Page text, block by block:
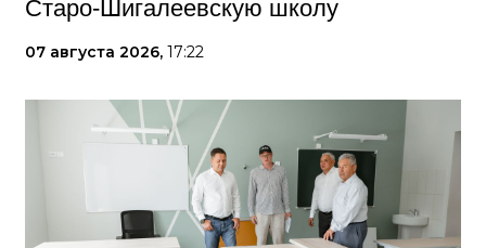
Старо-Шигалеевскую школу
07 августа 2026, 17:22